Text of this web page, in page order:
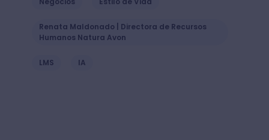
Renata Maldonado | Directora de Recursos
Humanos Natura Avon
LMS IA